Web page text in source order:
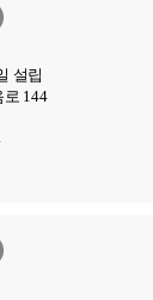
설립
로 144